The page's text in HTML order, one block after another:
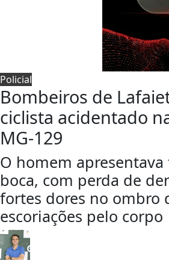
Policial
Bombeiros de
ciclista acidentado
MG-129
O homem
boca, com perda de
fortes dores no ombro
escoriações pelo corpo